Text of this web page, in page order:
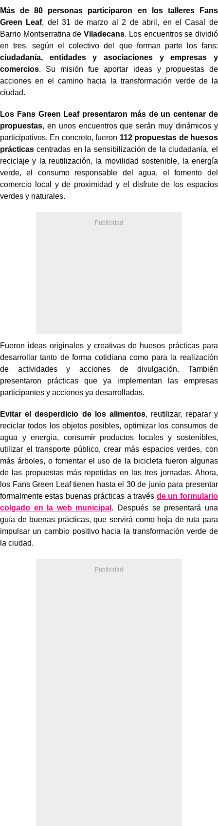
Más de 80 personas participaron en los talleres Fans
Green Leaf, del 31 de marzo al 2 de abril, en el Casal de
Barrio Montserratina deViladecans. Los encuentros se dividió
en tres, según el colectivo del que forman parte los fans:
ciudadanía, entidades y asociaciones y empresas y
comercios. Su misión fue aportar ideas y propuestas de
acciones en el camino hacia la transformación verde de la
ciudad.
Los Fans Green Leaf presentaron más de un centenar de
propuestas, en unos encuentros que serán muy dinámicos y
participativos. En concreto, fueron 112 propuestas de huesos
prácticas centradas en la sensibilización de la ciudadanía, el
reciclaje y la reutilización, la movilidad sostenible, la energía
verde, el consumo responsable del agua, el fomento del
comercio local y de proximidad y el disfrute de los espacios
verdes y naturales.
Fueron ideas originales y creativas de huesos prácticas para
desarrollar tanto de forma cotidiana como para la realización
de actividades y acciones de divulgación. También
presentaron prácticas que ya implementan las empresas
participantes y acciones ya desarrolladas.
Evitar el desperdicio de los alimentos, reutilizar, reparar y
reciclar todos los objetos posibles, optimizar los consumos de
agua y energía, consumir productos locales y sostenibles,
utilizar el transporte público, crear más espacios verdes, con
más árboles, o fomentar el uso de la bicicleta fueron algunas
de las propuestas más repetidas en las tres jornadas. Ahora,
los Fans Green Leaf tienen hasta el 30 de junio para presentar
formalmente estas buenas prácticas a través de un formulario
colgado en la web municipal . Después se presentará una
guía de buenas prácticas, que servirá como hoja de ruta para
impulsar un cambio positivo hacia la transformación verde de
la ciudad.